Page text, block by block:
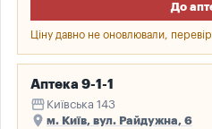
До
Ціну давно не оновлювали,
Аптека 9-1-1
storefront Київська 143
place м. Київ, вул. Райдужна, 6